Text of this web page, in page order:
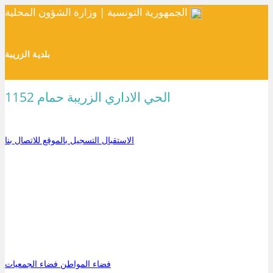
الجمهورية التونسية | وزارة الشؤون المحلية
بلدية الزريبة
الحي الاداري الزريبة حمام 1152
الاستقبال التسجيل بالموقع للاتصال بنا
فضاء المواطن فضاء الجمعيات